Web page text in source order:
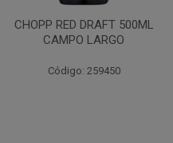
VINHO JURUPINGA DINALLE
975ML BCO